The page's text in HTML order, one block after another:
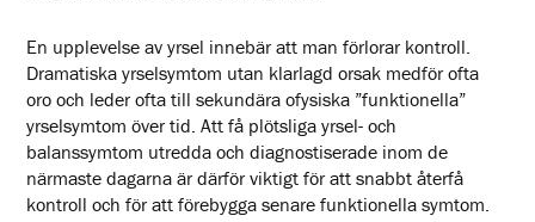
En upplevelse av yrsel innebär att man förlorar kontroll.
Dramatiska yrselsymtom utan klarlagd orsak medför ofta
oro och leder ofta till sekundära ofysiska ”funktionella”
yrselsymtom över tid. Att få plötsliga yrsel- och
balanssymtom utredda och diagnostiserade inom de
närmaste dagarna är därför viktigt för att snabbt återfå
kontroll och för att förebygga senare funktionella symtom.